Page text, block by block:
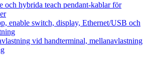
och hybrida teach pendant-kablar för
enable switch, display, Ethernet/USB och
vid handterminal, mellanavlastning